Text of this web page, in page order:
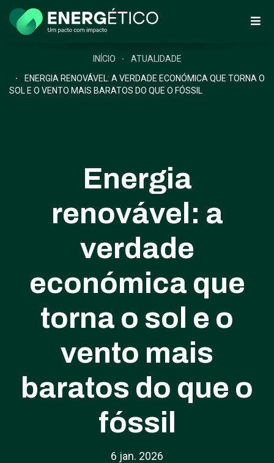
INÍCIO
ATUALIDADE
ENERGIA RENOVÁVEL: A VERDADE ECONÓMICA QUE TORNA O
SOL E O VENTO MAIS BARATOS DO QUE O FÓSSIL
Energia
renovável: a
verdade
económica que
torna o sol e o
vento mais
baratos do que o
fóssil
6 jan. 2026